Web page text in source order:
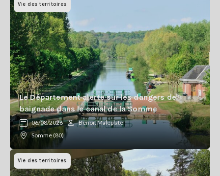
Vie des territoires
Le Département alerte sur les dangers de
baignade dans le canal de la Somme
06/08/2026
Benoît Maleplate
Somme (80)
Vie des territoires